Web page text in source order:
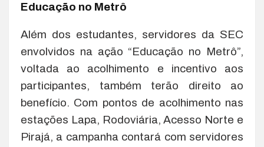
Educação no Metrô
Além dos estudantes, servidores da SEC
envolvidos na ação “Educação no Metrô”,
voltada ao acolhimento e incentivo aos
participantes, também terão direito ao
benefício. Com pontos de acolhimento nas
estações Lapa, Rodoviária, Acesso Norte e
Pirajá, a campanha contará com servidores